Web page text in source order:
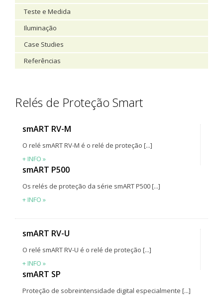
Teste e Medida
Iluminação
Case Studies
Referências
Relés de Proteção Smart
smART RV-M
O relé smART RV-M é o relé de proteção [...]
+ INFO »
smART P500
Os relés de proteção da série smART P500 [...]
+ INFO »
smART RV-U
O relé smART RV-U é o relé de proteção [...]
+ INFO »
smART SP
Proteção de sobreintensidade digital especialmente [...]